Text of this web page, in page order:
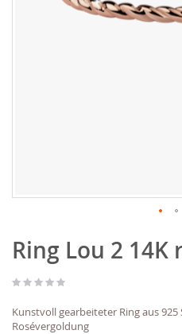
Anfang
der
springen
Ring Lou 2 14K
Kunstvoll gearbeiteter Ring aus 925
Rosévergoldung